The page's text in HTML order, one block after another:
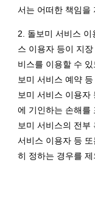
서는 어떠한 책임을
2. 돌보미 서비스
스 이용자 등이 지
비스를 이용할 수
보미 서비스 예약
보미 서비스 이용자
에 기인하는 손해를
보미 서비스의 전부
서비스 이용자 등
히 정하는 경우를